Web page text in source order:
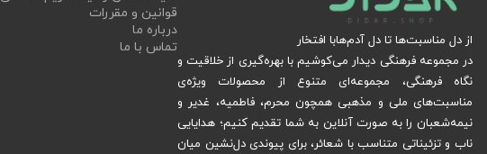
از دل مناسبت‌ها تا دل آدم‌هابا افتخار
در مجموعه فرهنگی دیدار می‌کوشیم با بهره‌گیری از خلاقیت و
نگاه فرهنگی، مجموعه‌ای متنوع از محصولات ویژه‌ی
مناسبت‌های ملی و مذهبی همچون محرم، فاطمیه، غدیر و
نیمه‌شعبان را به صورت آنلاین به شما تقدیم کنیم؛ هدایایی
ناب و تزئیناتی متناسب با شعائر، برای پیوندی دل‌نشین میان
قوانین و مقررات
درباره ما
تماس با ما